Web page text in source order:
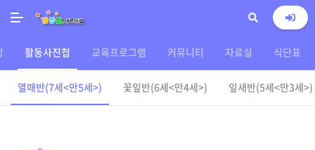
활동사진첩 교육프로그램 커뮤니티 자료실 식단표
열매반(7세<만5세>) 꽃잎반(6세<만4세>) 잎새반(5세<만3세>)